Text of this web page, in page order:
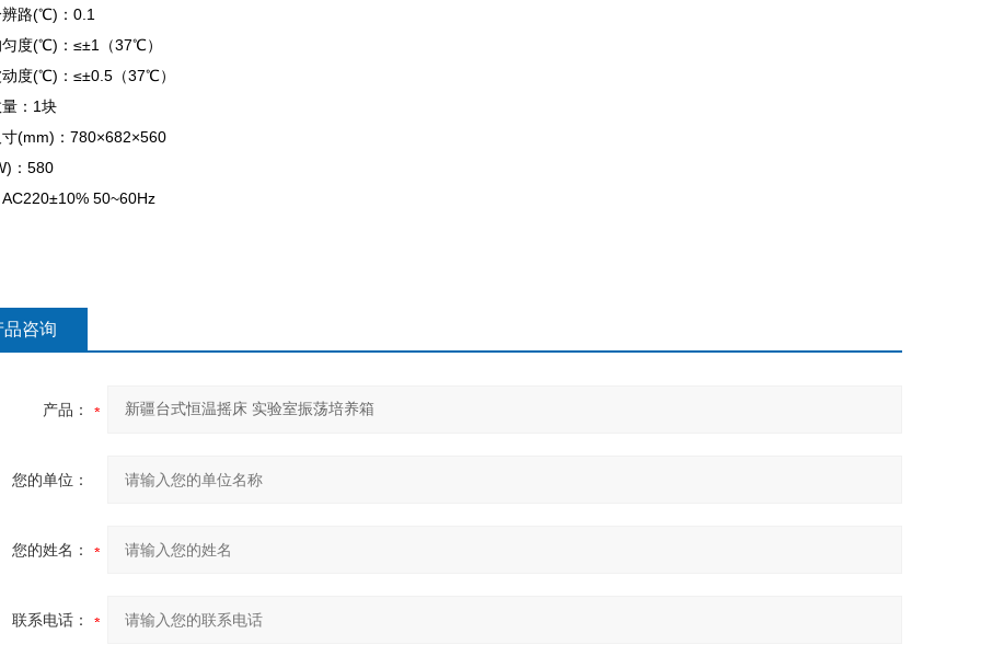
路(℃)：0.1
度(℃)：≤±1（37℃）
度(℃)：≤±0.5（37℃）
：1块
(mm)：780×682×560
：580
50~60Hz
品咨询
产品：
您的单位：
您的姓名：
联系电话：